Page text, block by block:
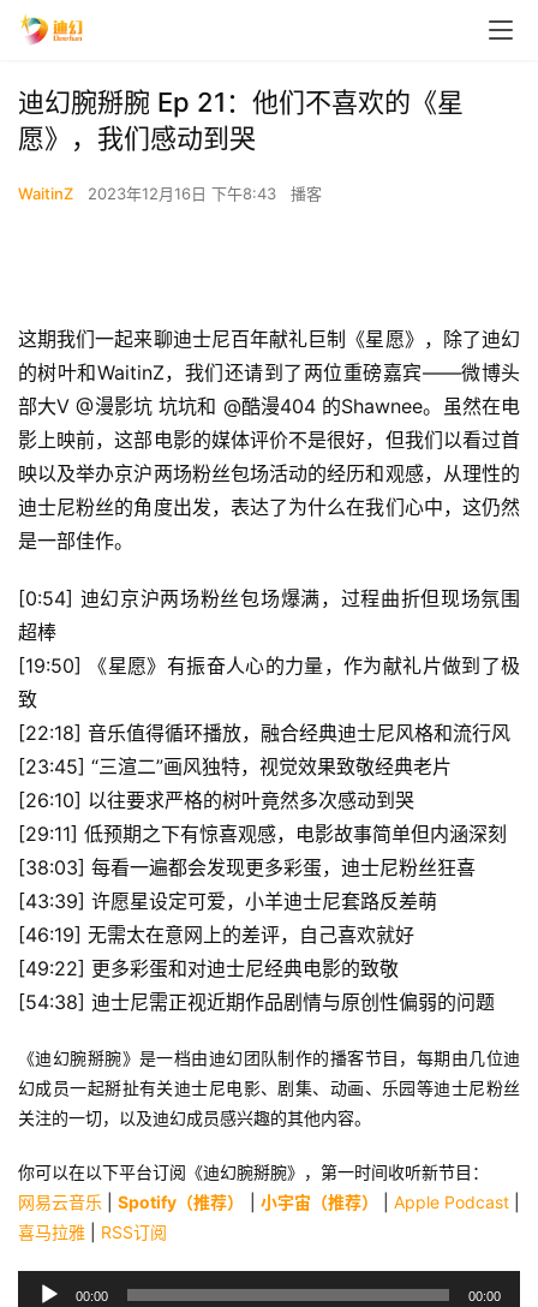
迪幻腕掰腕 Ep 21：他们不喜欢的《星
愿》，我们感动到哭
WaitinZ 2023年12月16日 下午8:43 播客
这期我们一起来聊迪士尼百年献礼巨制《星愿》，除了迪幻
的树叶和WaitinZ，我们还请到了两位重磅嘉宾——微博头
部大V @漫影坑 坑坑和 @酷漫404 的Shawnee。虽然在电
影上映前，这部电影的媒体评价不是很好，但我们以看过首
映以及举办京沪两场粉丝包场活动的经历和观感，从理性的
迪士尼粉丝的角度出发，表达了为什么在我们心中，这仍然
是一部佳作。
[0:54] 迪幻京沪两场粉丝包场爆满，过程曲折但现场氛围
超棒
[19:50] 《星愿》有振奋人心的力量，作为献礼片做到了极
致
[22:18] 音乐值得循环播放，融合经典迪士尼风格和流行风
[23:45] “三渲二”画风独特，视觉效果致敬经典老片
[26:10] 以往要求严格的树叶竟然多次感动到哭
[29:11] 低预期之下有惊喜观感，电影故事简单但内涵深刻
[38:03] 每看一遍都会发现更多彩蛋，迪士尼粉丝狂喜
[43:39] 许愿星设定可爱，小羊迪士尼套路反差萌
[46:19] 无需太在意网上的差评，自己喜欢就好
[49:22] 更多彩蛋和对迪士尼经典电影的致敬
[54:38] 迪士尼需正视近期作品剧情与原创性偏弱的问题
《迪幻腕掰腕》是一档由迪幻团队制作的播客节目，每期由几位迪
幻成员一起掰扯有关迪士尼电影、剧集、动画、乐园等迪士尼粉丝
关注的一切，以及迪幻成员感兴趣的其他内容。
你可以在以下平台订阅《迪幻腕掰腕》，第一时间收听新节目：
网易云音乐 | Spotify（推荐） 小宇宙（推荐） Apple Podcast
喜马拉雅
RSS订阅
00:00 00:00